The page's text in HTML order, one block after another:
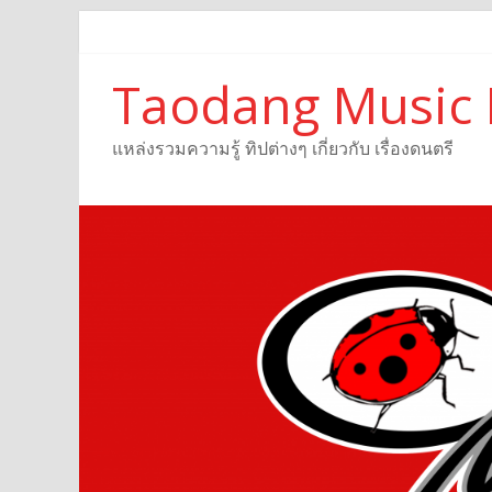
Taodang Music
แหล่งรวมความรู้ ทิปต่างๆ เกี่ยวกับ เรื่องดนตรี